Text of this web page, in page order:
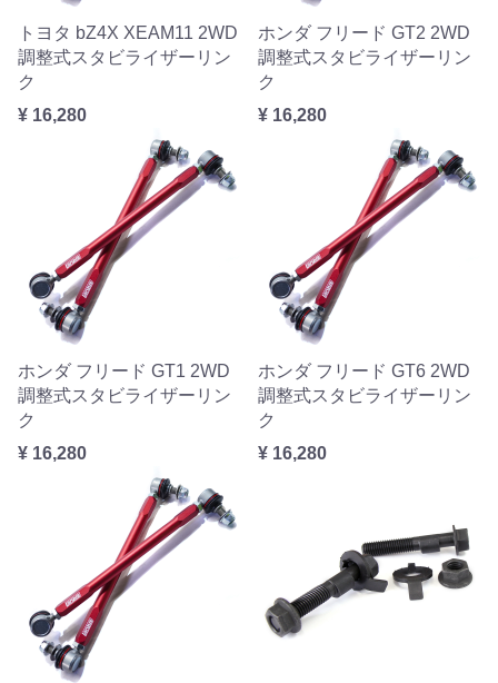
トヨタ bZ4X XEAM11 2WD
調整式スタビライザーリン
ク
¥ 16,280
ホンダ フリード GT2 2WD
調整式スタビライザーリン
ク
¥ 16,280
ホンダ フリード GT1 2WD
調整式スタビライザーリン
ク
¥ 16,280
ホンダ フリード GT6 2WD
調整式スタビライザーリン
ク
¥ 16,280